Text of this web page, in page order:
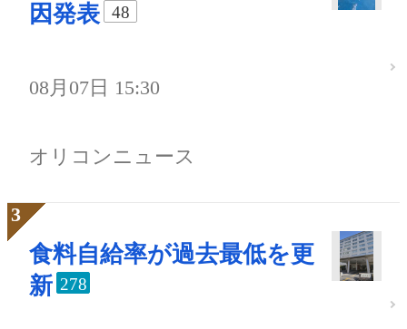
因発表
48
08月07日 15:30
オリコンニュース
食料自給率が過去最低を更
新 278